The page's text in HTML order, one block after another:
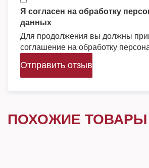
Я согласен на обработку
данных
Для продолжения вы должны
соглашение на обработку
Отправить отзыв
ПОХОЖИЕ ТОВАРЫ